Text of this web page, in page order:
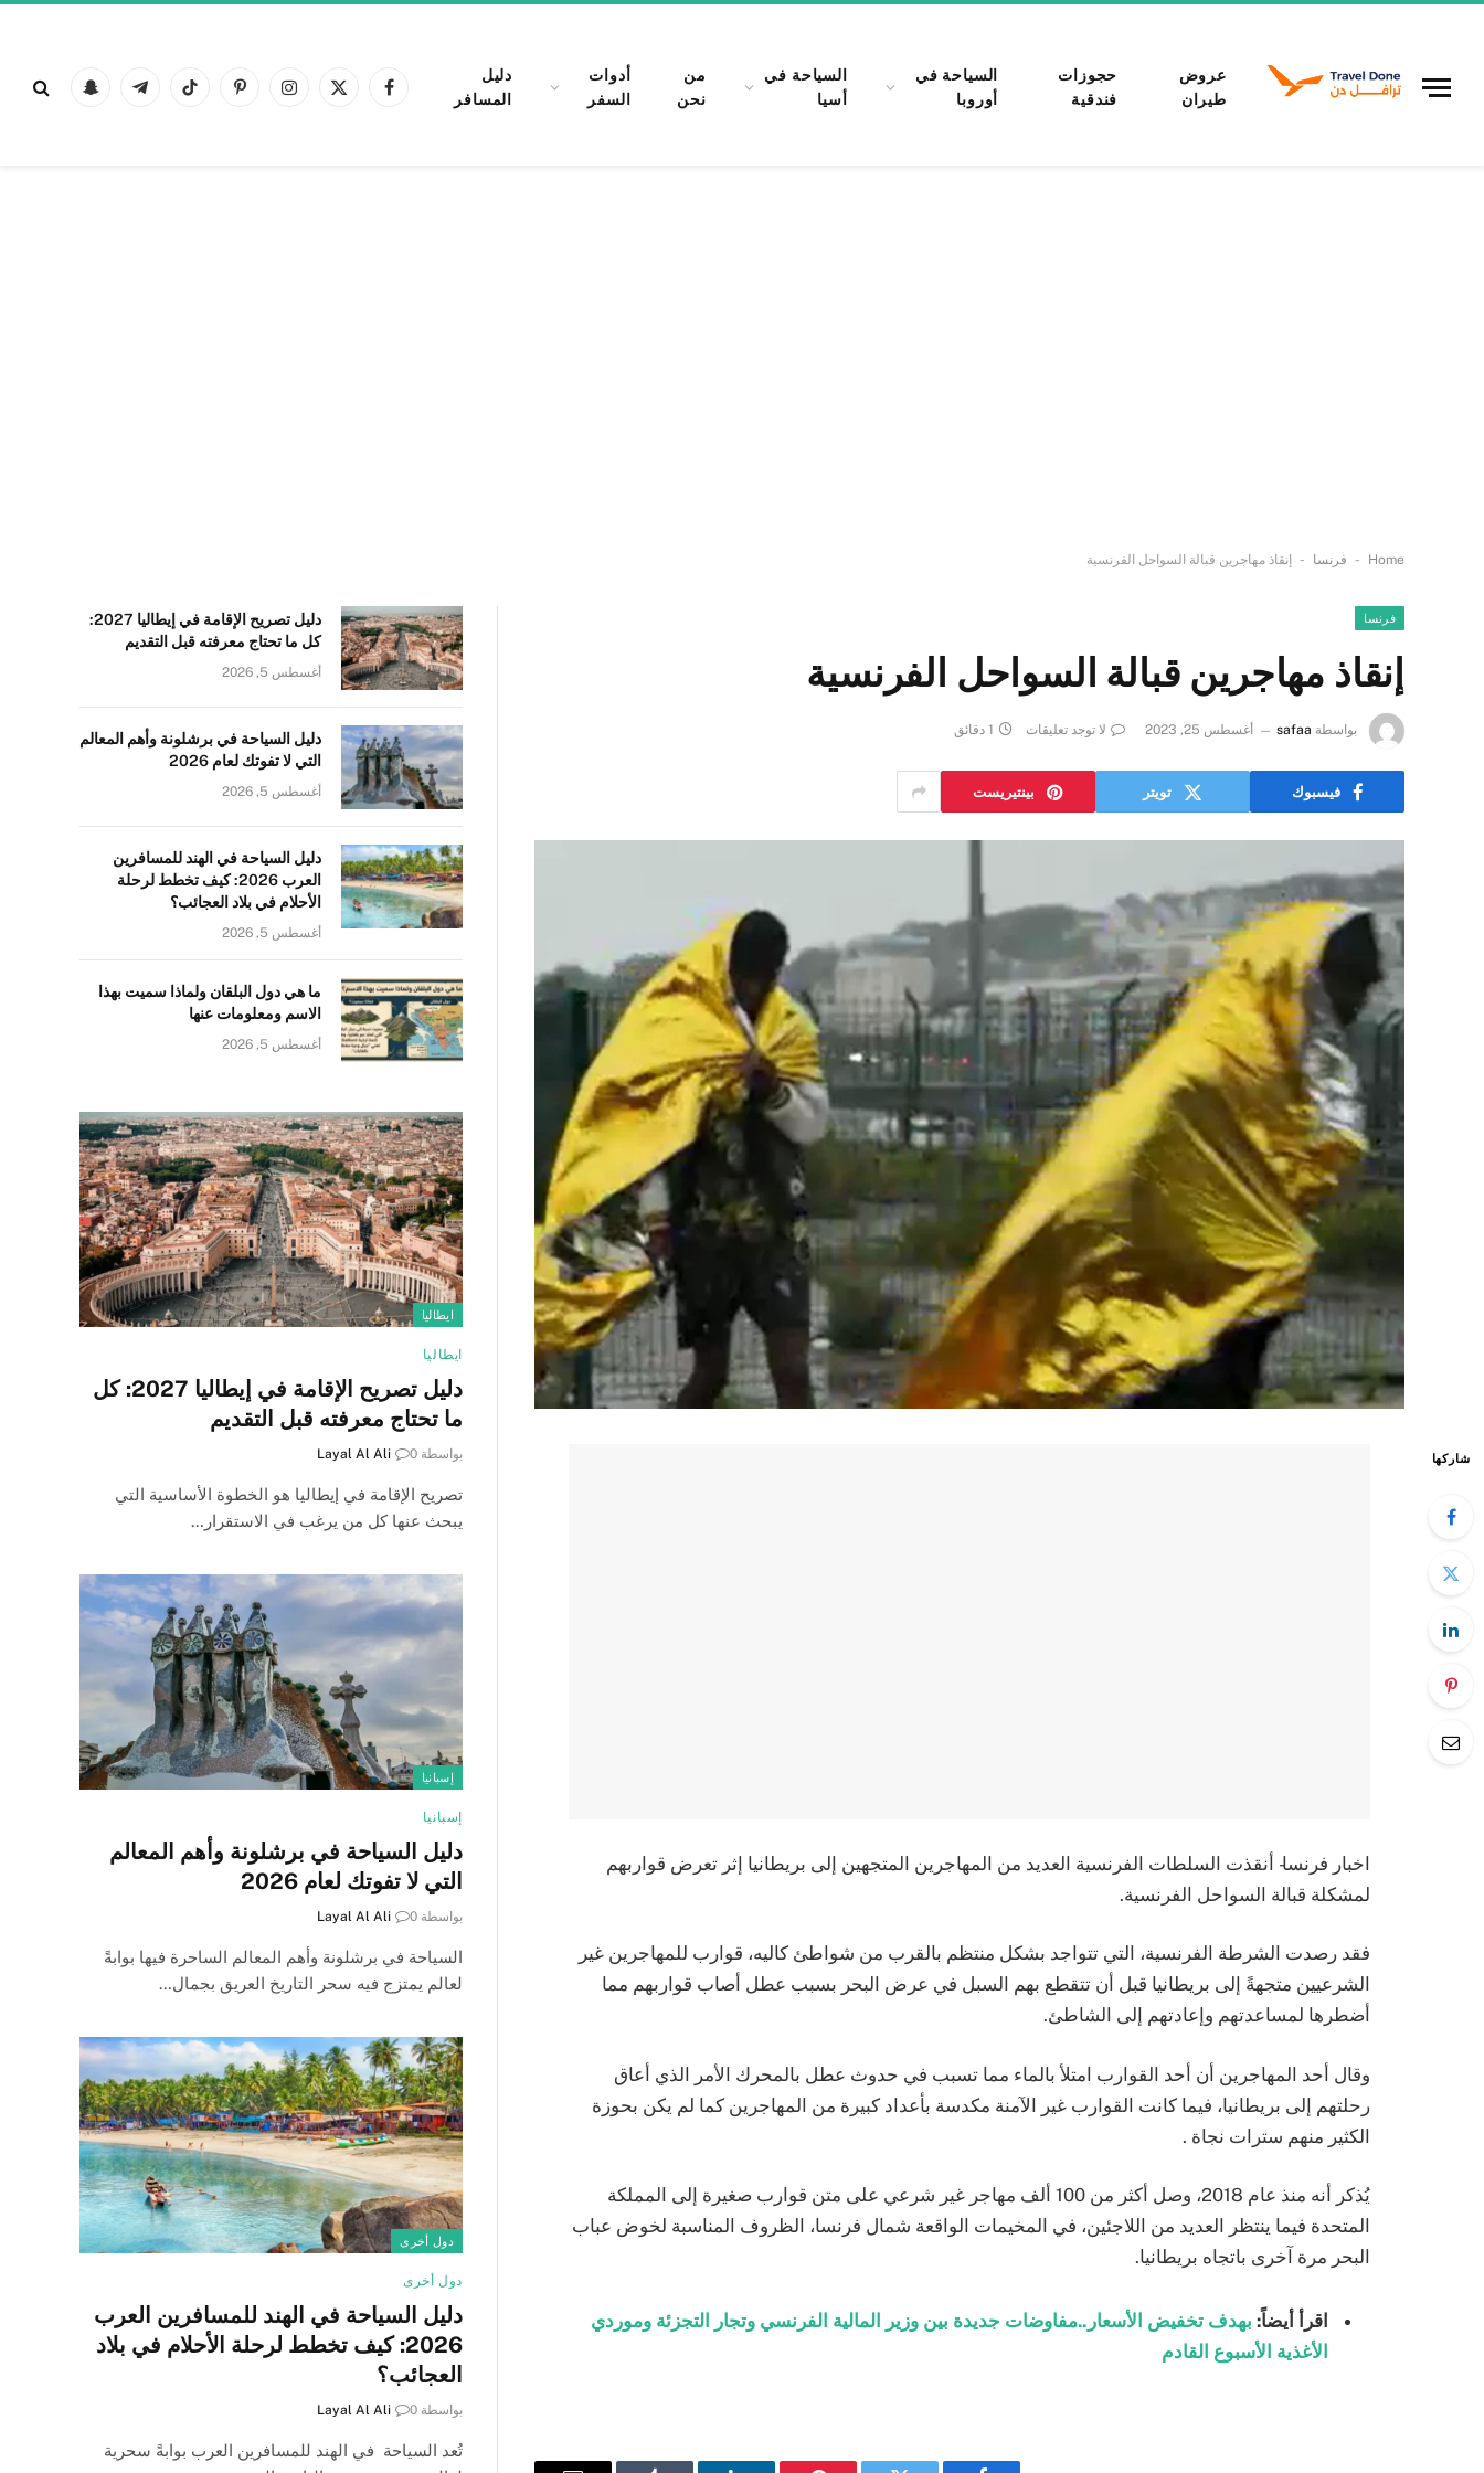
عروض
طيران
حجوزات
فندقية
السياحة في
أوروبا
السياحة في
أسيا
من
نحن
أدوات
السفر
دليل
المسافر
فيسبوكX
الانستغرامبينتيريستتيكتوك تيلقرام Snapchat
Home
- فرنسا - إنقاذ مهاجرين قبالة السواحل الفرنسية
فرنسا
إنقاذ مهاجرين قبالة السواحل الفرنسية
بواسطة safaa أغسطس 25, 2023 لا توجد تعليقات 1 دقائق
فيسبوك تويتر بينتيريست
شاركها
اخبار فرنسا- أنقذت السلطات الفرنسية العديد من المهاجرين المتجهين إلى بريطانيا إثر تعرض قواربهم
لمشكلة قبالة السواحل الفرنسية.
فقد رصدت الشرطة الفرنسية، التي تتواجد بشكل منتظم بالقرب من شواطئ كاليه، قوارب للمهاجرين غير
الشرعيين متجهةً إلى بريطانيا قبل أن تتقطع بهم السبل في عرض البحر بسبب عطل أصاب قواربهم مما
أضطرها لمساعدتهم وإعادتهم إلى الشاطئ.
وقال أحد المهاجرين أن أحد القوارب امتلأ بالماء مما تسبب في حدوث عطل بالمحرك الأمر الذي أعاق
رحلتهم إلى بريطانيا، فيما كانت القوارب غير الآمنة مكدسة بأعداد كبيرة من المهاجرين كما لم يكن بحوزة
الكثير منهم سترات نجاة .
يُذكر أنه منذ عام 2018، وصل أكثر من 100 ألف مهاجر غير شرعي على متن قوارب صغيرة إلى المملكة
المتحدة فيما ينتظر العديد من اللاجئين، في المخيمات الواقعة شمال فرنسا، الظروف المناسبة لخوض عباب
البحر مرة آخرى باتجاه بريطانيا.
اقرأ أيضاً: بهدف تخفيض الأسعار..مفاوضات جديدة بين وزير المالية الفرنسي وتجار التجزئة وموردي
الأغذية الأسبوع القادم
دليل تصريح الإقامة في إيطاليا 2027:
كل ما تحتاج معرفته قبل التقديم
أغسطس 5, 2026
دليل السياحة في برشلونة وأهم المعالم
التي لا تفوتك لعام 2026
أغسطس 5, 2026
دليل السياحة في الهند للمسافرين
العرب 2026: كيف تخطط لرحلة
الأحلام في بلاد العجائب؟
أغسطس 5, 2026
ما هي دول البلقان ولماذا سميت بهذا
الاسم ومعلومات عنها
أغسطس 5, 2026
ايطاليا
ايطاليا
دليل تصريح الإقامة في إيطاليا 2027: كل
ما تحتاج معرفته قبل التقديم
بواسطة Layal Al Ali 0
تصريح الإقامة في إيطاليا هو الخطوة الأساسية التي
يبحث عنها كل من يرغب في الاستقرار…
إسبانيا
إسبانيا
دليل السياحة في برشلونة وأهم المعالم
التي لا تفوتك لعام 2026
بواسطة Layal Al Ali 0
السياحة في برشلونة وأهم المعالم الساحرة فيها بوابةً
لعالم يمتزج فيه سحر التاريخ العريق بجمال…
دول أخرى
دول أخرى
دليل السياحة في الهند للمسافرين العرب
2026: كيف تخطط لرحلة الأحلام في بلاد
العجائب؟
بواسطة Layal Al Ali 0
تُعد السياحة في الهند للمسافرين العرب بوابةً سحرية